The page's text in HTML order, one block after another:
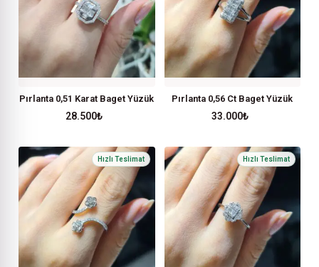
Pırlanta 0,51 Karat Baget Yüzük
28.500₺
Pırlanta 0,56 Ct Baget Yüzük
33.000₺